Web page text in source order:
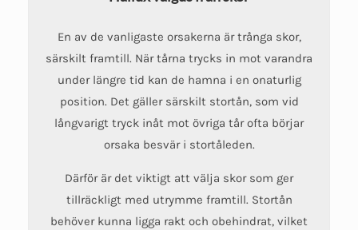
En av de vanligaste orsakerna är trånga skor,
särskilt framtill. När tårna trycks in mot varandra
under längre tid kan de hamna i en onaturlig
position. Det gäller särskilt stortån, som vid
långvarigt tryck inåt mot övriga tår ofta börjar
orsaka besvär i stortåleden.
Därför är det viktigt att välja skor som ger
tillräckligt med utrymme framtill. Stortån
behöver kunna ligga rakt och obehindrat, vilket